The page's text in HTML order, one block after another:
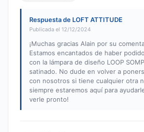
Respuesta de LOFT ATTITUDE
Publicada el 12/12/2024
¡Muchas gracias Alain por su
Estamos encantados de haber
con la lámpara de diseño LOOP
satinado. No dude en volver a
con nosotros si tiene cualquier otra
siempre estaremos aquí para
verle pronto!